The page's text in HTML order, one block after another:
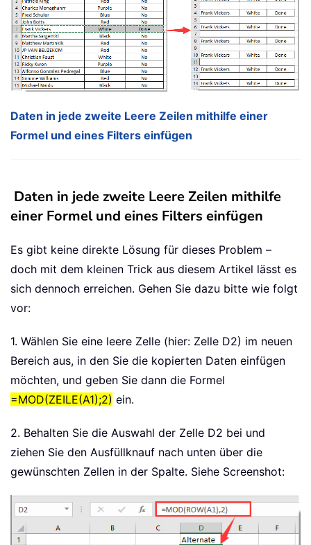
Daten in jede zweite Leere Zeilen mithilfe einer
Formel und eines Filters einfügen
Daten in jede zweite Leere Zeilen mithilfe
einer Formel und eines Filters einfügen
Es gibt keine direkte Lösung für dieses Problem –
doch mit dem kleinen Trick aus diesem Artikel lässt es
sich dennoch erreichen. Gehen Sie dazu bitte wie folgt
vor:
1. Wählen Sie eine leere Zelle (hier: Zelle D2) im neuen
Bereich aus, in den Sie die kopierten Daten einfügen
möchten, und geben Sie dann die Formel
=MOD(ZEILE(A1);2) ein.
2. Behalten Sie die Auswahl der Zelle D2 bei und
ziehen Sie den Ausfüllknauf nach unten über die
gewünschten Zellen in der Spalte. Siehe Screenshot: